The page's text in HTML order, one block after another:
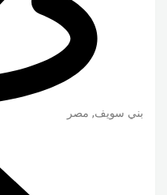
بني سويف, مصر